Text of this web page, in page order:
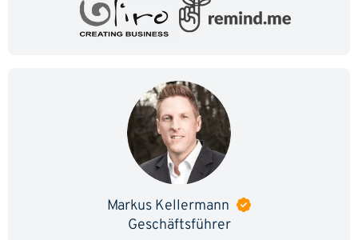
Markus Kellermann
Geschäftsführer